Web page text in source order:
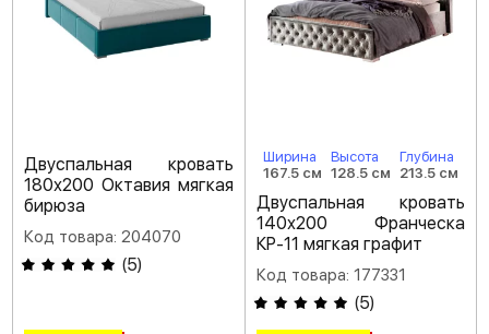
Двуспальная кровать
180х200 Октавия мягкая
бирюза
Код товара: 204070
(5)
Ширина
167.5 см
Высота
128.5 см
Глубина
213.5 см
Двуспальная кровать
140х200 Франческа
КР-11 мягкая графит
Код товара: 177331
(5)